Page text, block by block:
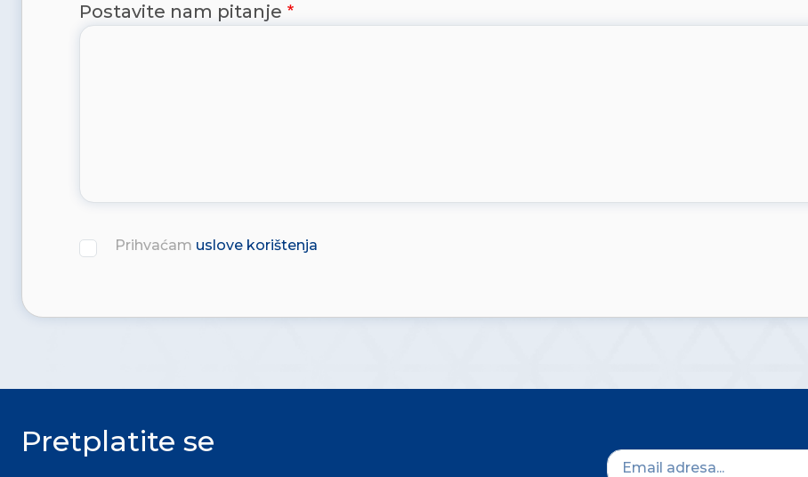
Postavite nam pitanje
Prihvaćam uslove korištenja
Pretplatite se